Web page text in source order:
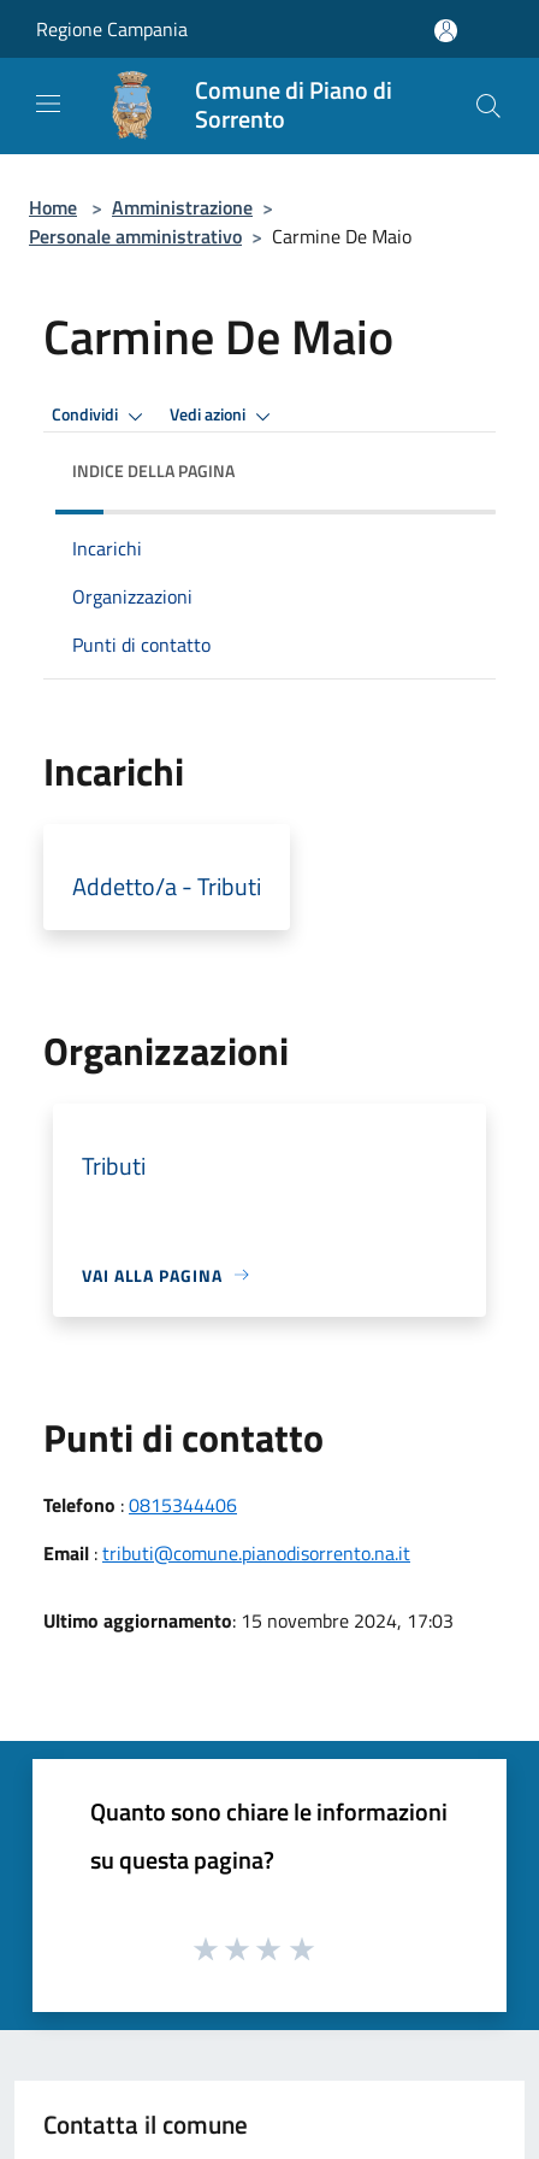
Regione Campania
Comune di Piano di
Sorrento
Home > Amministrazione >
Personale amministrativo > Carmine De Maio
Carmine De Maio
Condividi Vedi azioni
INDICE DELLA PAGINA
Incarichi
Organizzazioni
Punti di contatto
Incarichi
Addetto/a - Tributi
Organizzazioni
Tributi
VAI ALLA PAGINA
Punti di contatto
Telefono :0815344406
Email :tributi@comune.pianodisorrento.na.it
Ultimo aggiornamento: 15 novembre 2024, 17:03
Quanto sono chiare le informazioni
su questa pagina?
Contatta il comune